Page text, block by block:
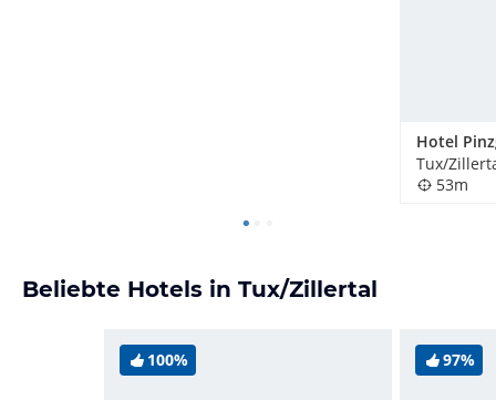
Hotel
Tux/
53m
Beliebte Hotels in Tux/Zillertal
100% 97%